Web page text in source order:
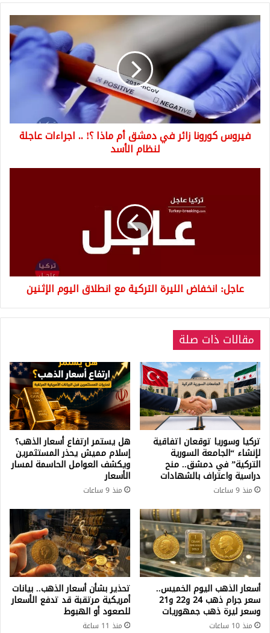
فيروس
كورونا
في
دمشق
أم
ماذا
؟!
..
اجراءات
الأسد
فيروس كورونا زائر في دمشق أم ماذا ؟! .. اجراءات عاجلة
لنظام الأسد
عاجل: انخفاض الليرة التركية مع انطلاق اليوم الإثنين
مقالات ذات صلة
تركيا وسوريا توقعان اتفاقية
لإنشاء “الجامعة السورية
التركية” في دمشق.. منح
دراسية واعتراف بالشهادات
منذ 9 ساعات
هل يستمر ارتفاع أسعار الذهب؟
إسلام مميش يحذر المستثمرين
ويكشف العوامل الحاسمة لمسار
الأسعار
منذ 9 ساعات
أسعار الذهب اليوم الخميس..
سعر جرام ذهب 24 و22 و21
وسعر ليرة ذهب جمهوريات
منذ 10 ساعات
تحذير بشأن أسعار الذهب.. بيانات
أمريكية مرتقبة قد تدفع الأسعار
للصعود أو الهبوط
منذ 11 ساعة